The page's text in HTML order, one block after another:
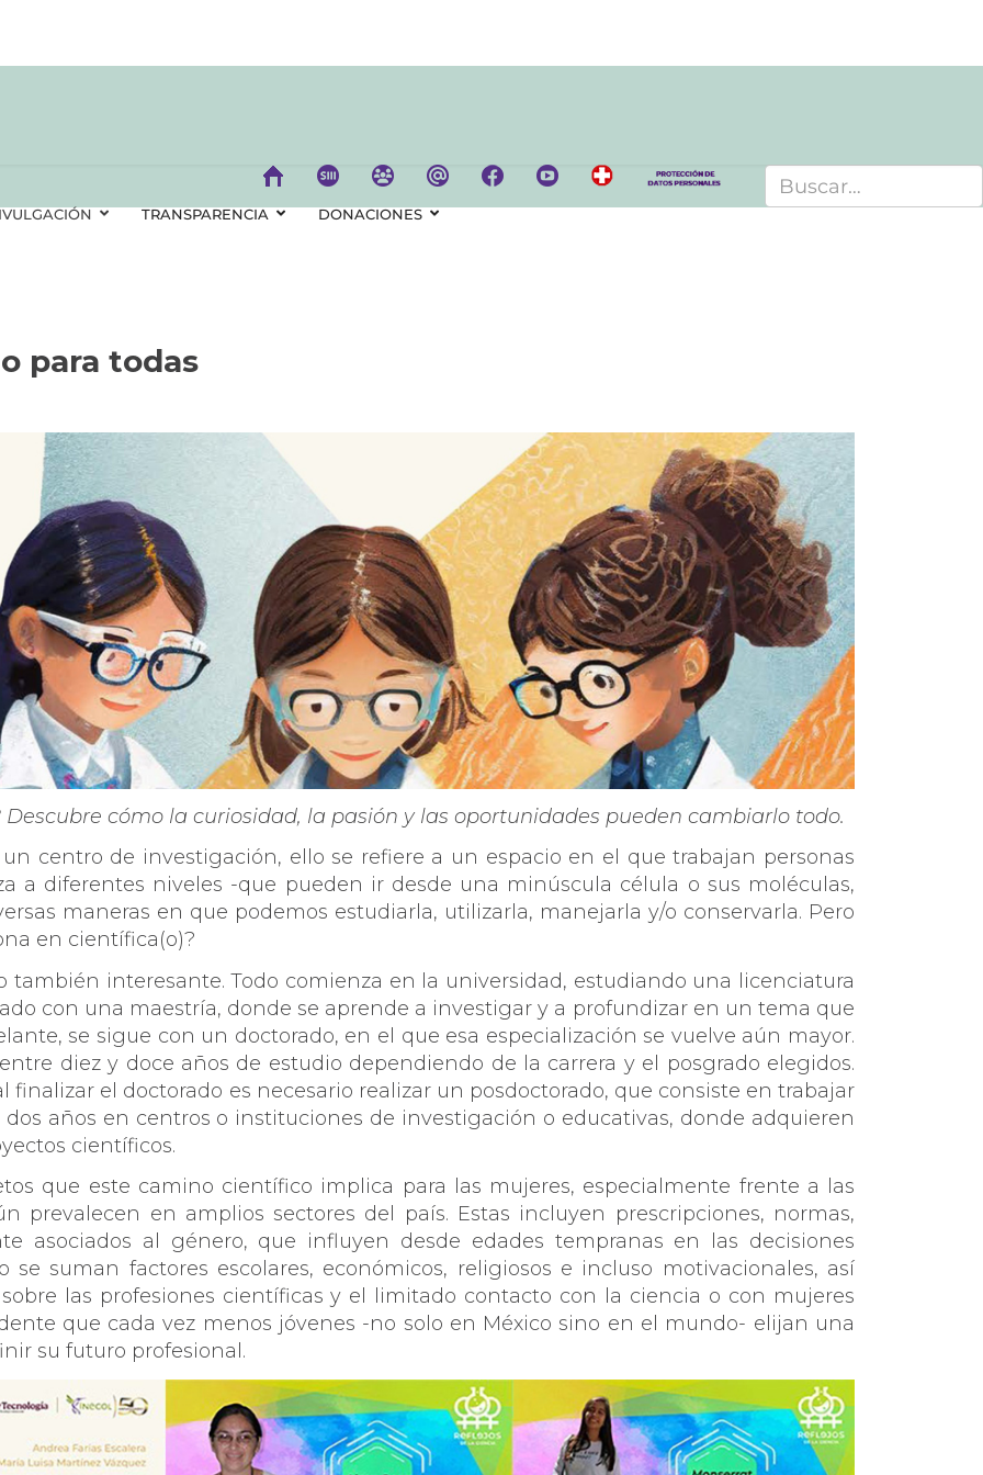
TRANSPARENCIA DONACIONES
para todas
cómo la curiosidad, la pasión y las oportunidades pueden cambiarlo todo.
centro de investigación, ello se refiere a un espacio en el que trabajan personas
a diferentes niveles -que pueden ir desde una minúscula célula o sus moléculas,
maneras en que podemos estudiarla, utilizarla, manejarla y/o conservarla. Pero
en científica(o)?
también interesante. Todo comienza en la universidad, estudiando una licenciatura
con una maestría, donde se aprende a investigar y a profundizar en un tema que
se sigue con un doctorado, en el que esa especialización se vuelve aún mayor.
diez y doce años de estudio dependiendo de la carrera y el posgrado elegidos.
el doctorado es necesario realizar un posdoctorado, que consiste en trabajar
años en centros o instituciones de investigación o educativas, donde adquieren
científicos.
que este camino científico implica para las mujeres, especialmente frente a las
prevalecen en amplios sectores del país. Estas incluyen prescripciones, normas,
asociados al género, que influyen desde edades tempranas en las decisiones
se suman factores escolares, económicos, religiosos e incluso motivacionales, así
las profesiones científicas y el limitado contacto con la ciencia o con mujeres
que cada vez menos jóvenes -no solo en México sino en el mundo- elijan una
su futuro profesional.